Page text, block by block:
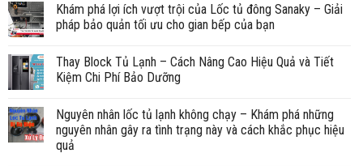
Khám phá lợi ích vượt trội của Lốc tủ đông Sanaky – Giải
pháp bảo quản tối ưu cho gian bếp của bạn
Thay Block Tủ Lạnh – Cách Nâng Cao Hiệu Quả và Tiết
Kiệm Chi Phí Bảo Dưỡng
Nguyên nhân lốc tủ lạnh không chạy – Khám phá những
nguyên nhân gây ra tình trạng này và cách khắc phục hiệu
quả